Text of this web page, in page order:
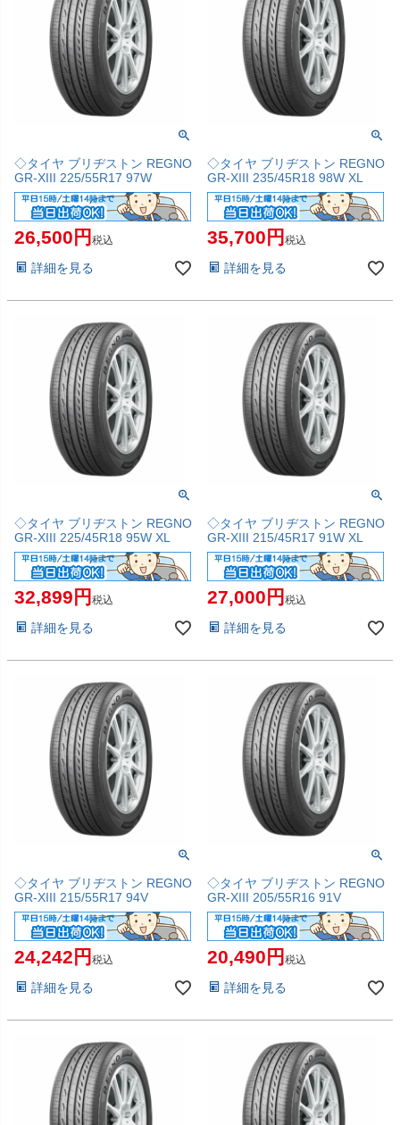
◇タイヤ ブリヂストン REGNO
GR-XIII 225/55R17 97W
26,500 税込
詳細を見る
◇タイヤ ブリヂストン REGNO
GR-XIII 235/45R18 98W XL
35,700 税込
詳細を見る
◇タイヤ ブリヂストン REGNO
GR-XIII 225/45R18 95W XL
32,899 税込
詳細を見る
◇タイヤ ブリヂストン REGNO
GR-XIII 215/45R17 91W XL
27,000 税込
詳細を見る
◇タイヤ ブリヂストン REGNO
GR-XIII 215/55R17 94V
24,242 税込
詳細を見る
◇タイヤ ブリヂストン REGNO
GR-XIII 205/55R16 91V
20,490 税込
詳細を見る